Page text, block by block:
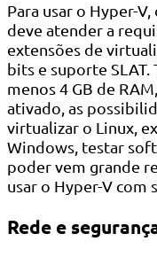
Para usar o Hyper-
deve atender a
extensões de
bits e suporte
menos 4 GB de
ativado, as
virtualizar o Linux,
Windows, testar
poder vem grande
usar o Hyper-V com
Rede e